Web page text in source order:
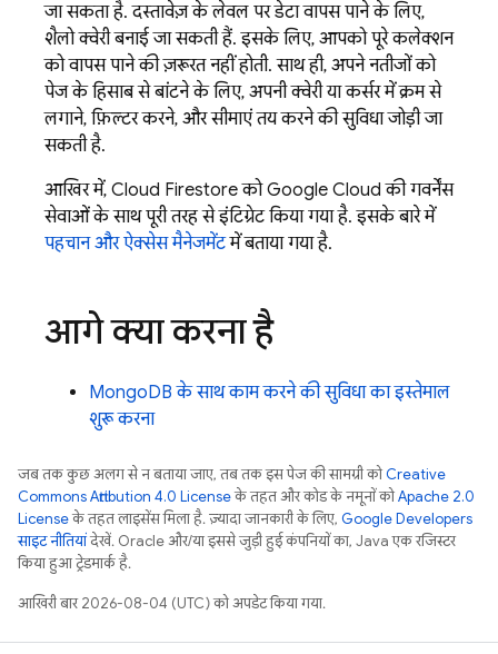
जा सकता है. दस्तावेज़ के लेवल पर डेटा वापस पाने के लिए,
शैलो क्वेरी बनाई जा सकती हैं. इसके लिए, आपको पूरे कलेक्शन
को वापस पाने की ज़रूरत नहीं होती. साथ ही, अपने नतीजों को
पेज के हिसाब से बांटने के लिए, अपनी क्वेरी या कर्सर में क्रम से
लगाने, फ़िल्टर करने, और सीमाएं तय करने की सुविधा जोड़ी जा
सकती है.
आखिर में, Cloud FirestoreकोGoogle Cloud की गवर्नेंस
सेवाओं के साथ पूरी तरह से इंटिग्रेट किया गया है. इसके बारे में
पहचान और ऐक्सेस मैनेजमेंटमें बताया गया है.
आगे क्या करना है
MongoDB के साथ काम करने की सुविधा का इस्तेमाल
शुरू करना
जब तक कुछ अलग से न बताया जाए, तब तक इस पेज की सामग्री कोCreative
Commons Attribution 4.0 Licenseके तहत और कोड के नमूनों कोApache 2.0
Licenseके तहत लाइसेंस मिला है. ज़्यादा जानकारी के लिए, Google Developers
साइट नीतियांदेखें. Oracle और/या इससे जुड़ी हुई कंपनियों का, Java एक रजिस्टर
किया हुआ ट्रेडमार्क है.
आखिरी बार 2026-08-04 (UTC) को अपडेट किया गया.